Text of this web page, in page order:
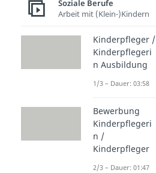
Soziale Berufe
Arbeit mit (Klein-)Kindern
Kinderpfleger /
Kinderpflegeri
n Ausbildung
1/3 – Dauer: 03:58
Bewerbung
Kinderpflegeri
n /
Kinderpfleger
2/3 – Dauer: 01:47